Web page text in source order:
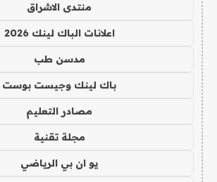
منتدى الاشراق
اعلانات الباك لينك 2026
مدسن طب
باك لينك وجيست بوست
مصادر التعليم
مجلة تقنية
يو ان بي الرياضي